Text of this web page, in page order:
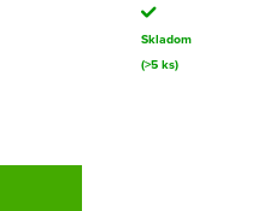
Skladom
(>5 ks)